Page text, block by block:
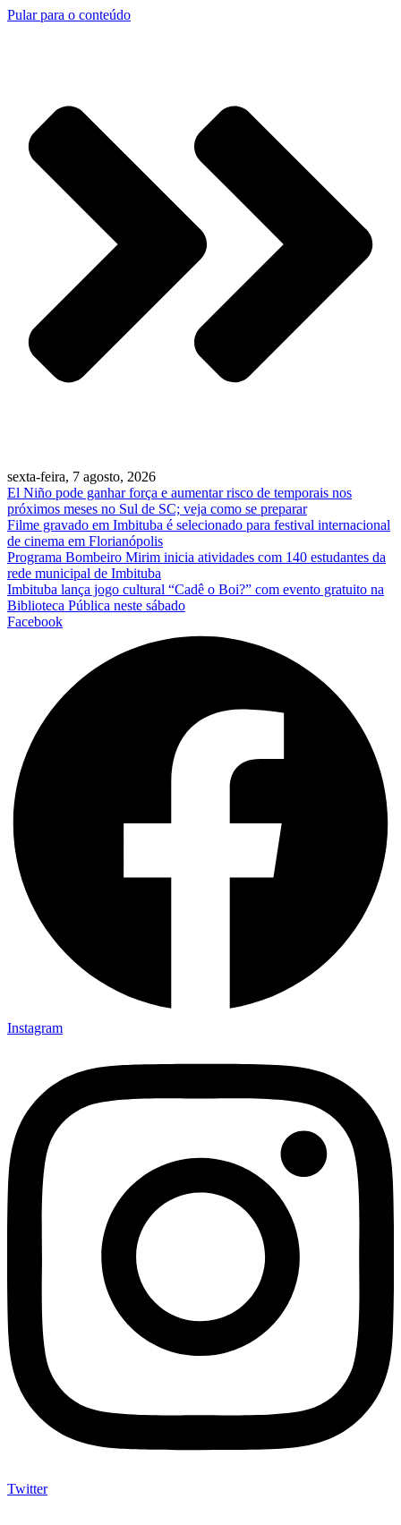
Pular para o conteúdo
sexta-feira, 7 agosto, 2026
El Niño pode ganhar força e aumentar risco de temporais nos
próximos meses no Sul de SC; veja como se preparar
Filme gravado em Imbituba é selecionado para festival internacional
de cinema em Florianópolis
Programa Bombeiro Mirim inicia atividades com 140 estudantes da
rede municipal de Imbituba
Imbituba lança jogo cultural “Cadê o Boi?” com evento gratuito na
Biblioteca Pública neste sábado
Facebook
Instagram
Twitter